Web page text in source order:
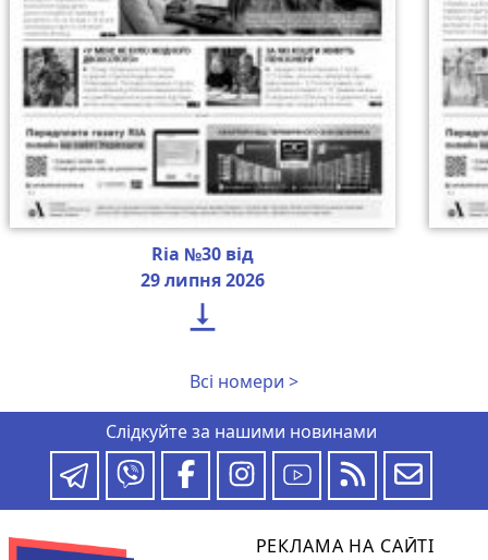
Ria №30 від
29 липня 2026

Всі номери >
Слідкуйте за нашими новинами
РЕКЛАМА НА САЙТІ